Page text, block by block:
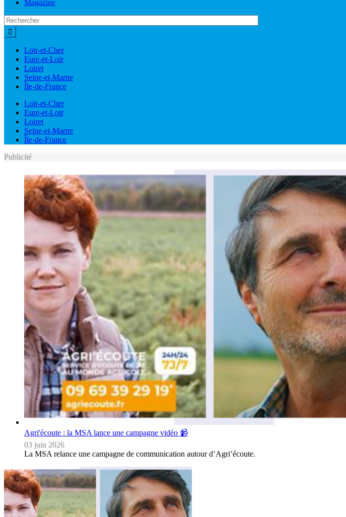
Magazine
Loir-et-Cher
Eure-et-Loir
Loiret
Seine-et-Marne
Île-de-France
Loir-et-Cher
Eure-et-Loir
Loiret
Seine-et-Marne
Île-de-France
Publicité
Agri'écoute : la MSA lance une campagne vidéo 📹
03 juin 2026
La MSA relance une campagne de communication autour d’Agri’écoute.